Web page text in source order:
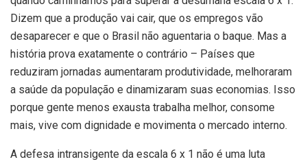
Dizem que a produção vai cair, que os empregos vão
desaparecer e que o Brasil não aguentaria o baque. Mas a
história prova exatamente o contrário – Países que
reduziram jornadas aumentaram produtividade, melhoraram
a saúde da população e dinamizaram suas economias. Isso
porque gente menos exausta trabalha melhor, consome
mais, vive com dignidade e movimenta o mercado interno.
A defesa intransigente da escala 6 x 1 não é uma luta